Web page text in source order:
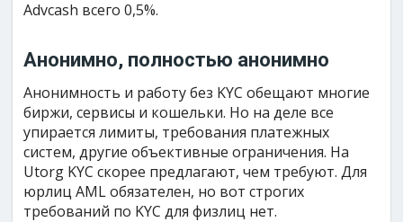
Advcash всего 0,5%.
Анонимно, полностью анонимно
Анонимность и работу без KYC обещают многие
биржи, сервисы и кошельки. Но на деле все
упирается лимиты, требования платежных
систем, другие объективные ограничения. На
Utorg KYC скорее предлагают, чем требуют. Для
юрлиц AML обязателен, но вот строгих
требований по KYC для физлиц нет.